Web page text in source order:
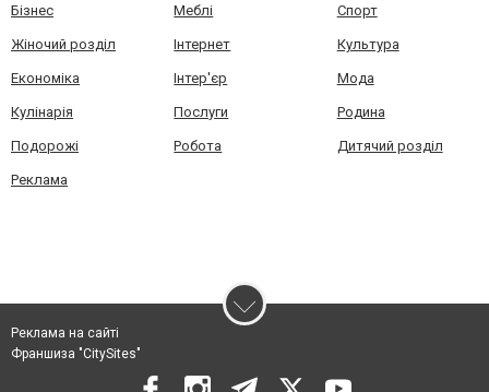
Бізнес Меблі Спорт
Жіночий розділ Інтернет Культура
Економіка Інтер'єр Мода
Кулінарія Послуги Родина
Подорожі Робота Дитячий розділ
Реклама
Реклама на сайті
Франшиза "CitySites"